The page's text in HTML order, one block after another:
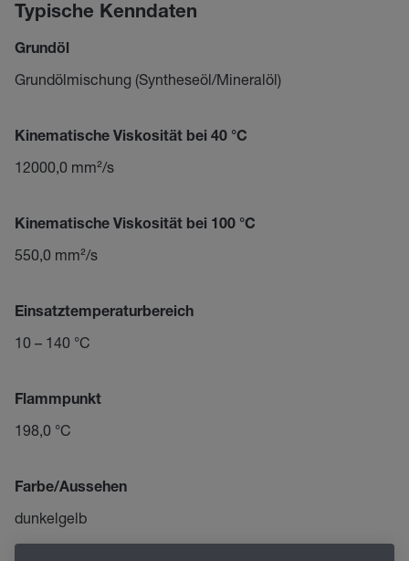
Typische Kenndaten
Grundöl
Grundölmischung (Syntheseöl/Mineralöl)
Kinematische Viskosität bei 40 °C
12000,0 mm²/s
Kinematische Viskosität bei 100 °C
550,0 mm²/s
Einsatztemperaturbereich
10 – 140 °C
Flammpunkt
198,0 °C
Farbe/Aussehen
dunkelgelb